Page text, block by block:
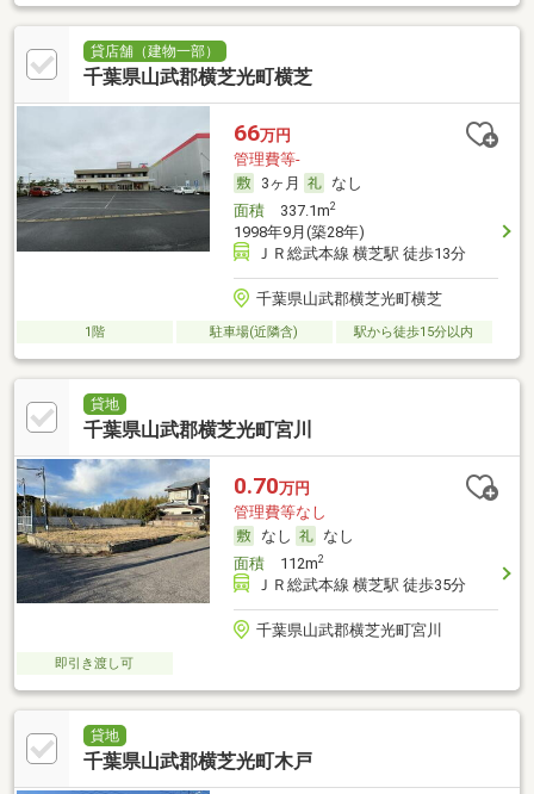
貸店舗（建物一部）
千葉県山武郡横芝光町横芝
66万円
管理費等-
3ヶ月
なし
面積337.1m2
1998年9月(築28年)
ＪＲ総武本線 横芝駅 徒歩13分
千葉県山武郡横芝光町横芝
1階 駐車場(近隣含) 駅から徒歩15分以内
貸地
千葉県山武郡横芝光町宮川
0.70万円
管理費等なし
なし
なし
面積112m2
ＪＲ総武本線 横芝駅 徒歩35分
千葉県山武郡横芝光町宮川
即引き渡し可
貸地
千葉県山武郡横芝光町木戸